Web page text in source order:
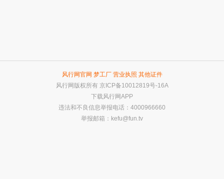
风行网官网 梦工厂 营业执照 其他证件
风行网版权所有 京ICP备10012819号-16A
下载风行网APP
违法和不良信息举报电话：4000966660
举报邮箱： kefu@fun.tv